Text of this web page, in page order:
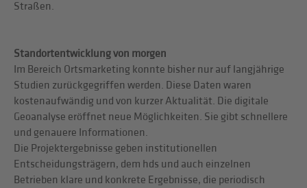
Straßen.
Standortentwicklung von morgen
Im Bereich Ortsmarketing konnte bisher nur auf langjährige
Studien zurückgegriffen werden. Diese Daten waren
kostenaufwändig und von kurzer Aktualität. Die digitale
Geoanalyse eröffnet neue Möglichkeiten. Sie gibt schnellere
und genauere Informationen.
Die Projektergebnisse geben institutionellen
Entscheidungsträgern, dem hds und auch einzelnen
Betrieben klare und konkrete Ergebnisse, die periodisch